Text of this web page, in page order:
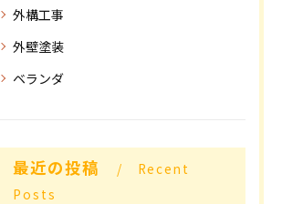
外構工事
外壁塗装
ベランダ
最近の投稿
Recent
Posts